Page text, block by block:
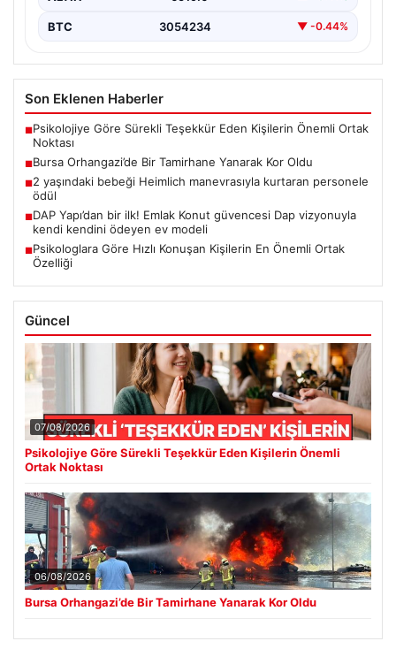
BTC 3054234 ▼ -0.44%
Son Eklenen Haberler
■Psikolojiye Göre Sürekli Teşekkür Eden Kişilerin Önemli Ortak
Noktası
■Bursa Orhangazi’de Bir Tamirhane Yanarak Kor Oldu
■2 yaşındaki bebeği Heimlich manevrasıyla kurtaran personele
ödül
■DAP Yapı’dan bir ilk! Emlak Konut güvencesi Dap vizyonuyla
kendi kendini ödeyen ev modeli
■Psikologlara Göre Hızlı Konuşan Kişilerin En Önemli Ortak
Özelliği
Güncel
07/08/2026
Psikolojiye Göre Sürekli Teşekkür Eden Kişilerin Önemli
Ortak Noktası
06/08/2026
Bursa Orhangazi’de Bir Tamirhane Yanarak Kor Oldu